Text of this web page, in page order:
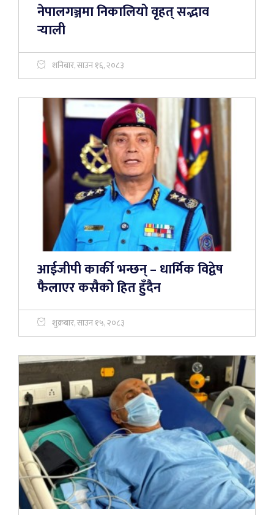
नेपालगञ्जमा निकालियो वृहत् सद्भाव
र्‍याली
शनिबार, साउन १६, २०८३
आईजीपी कार्की भन्छन् – धार्मिक विद्वेष
फैलाएर कसैको हित हुँदैन
शुक्रबार, साउन १५, २०८३